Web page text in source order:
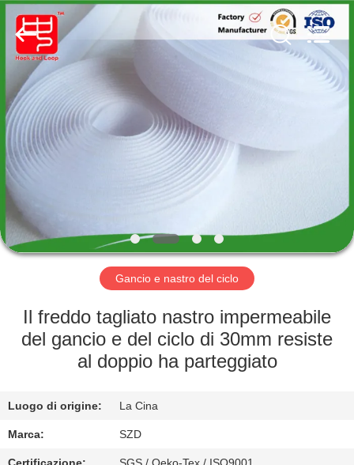
CASA.
PRODOTTI
SU
DI
NOI
DELLA
FABBRICA
DELLA
QUALITÀ
Shenzhen
Zhongda
Co.,
Rights
Reserved.
Gancio e nastro del ciclo
Il freddo tagliato nastro impermeabile
del gancio e del ciclo di 30mm resiste
al doppio ha parteggiato
Luogo di origine: La Cina
Marca: SZD